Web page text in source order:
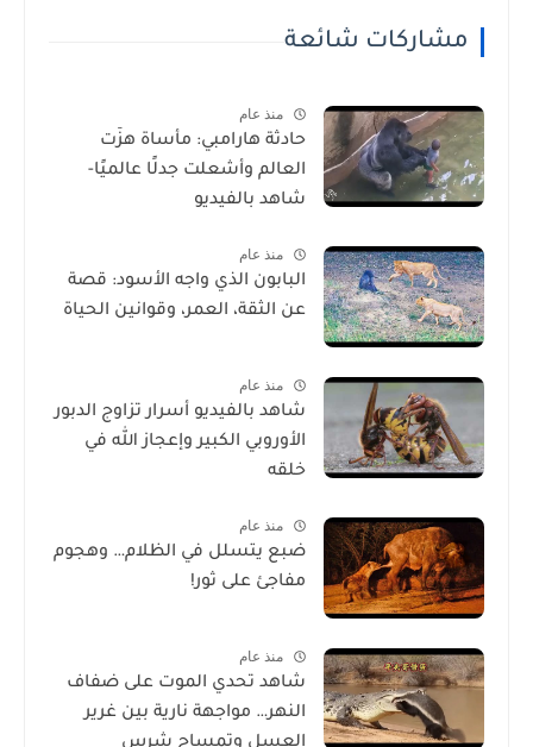
مشاركات شائعة
منذ عام
حادثة هارامبي: مأساة هزّت
العالم وأشعلت جدلًا عالميًا-
شاهد بالفيديو
منذ عام
البابون الذي واجه الأسود: قصة
عن الثقة، العمر، وقوانين الحياة
منذ عام
شاهد بالفيديو أسرار تزاوج الدبور
الأوروبي الكبير وإعجاز الله في
خلقه
منذ عام
ضبع يتسلل في الظلام… وهجوم
مفاجئ على ثور!
منذ عام
شاهد تحدي الموت على ضفاف
النهر… مواجهة نارية بين غرير